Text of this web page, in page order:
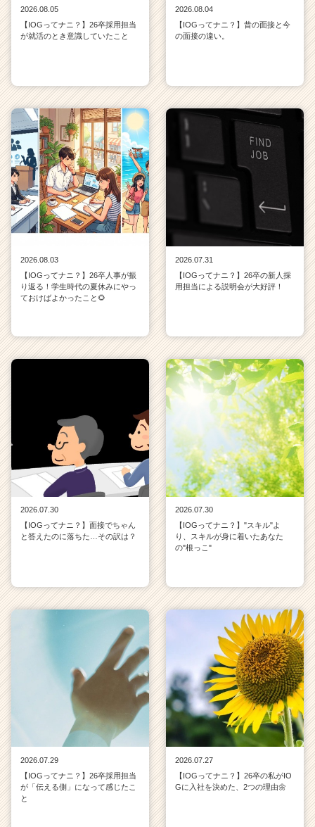
2026.08.05
【IOGってナニ？】26卒採用担当
が就活のとき意識していたこと
2026.08.04
【IOGってナニ？】昔の面接と今
の面接の違い。
2026.08.03
【IOGってナニ？】26卒人事が振
り返る！学生時代の夏休みにやっ
ておけばよかったこと🌻
2026.07.31
【IOGってナニ？】26卒の新人採
用担当による説明会が大好評！
2026.07.30
【IOGってナニ？】面接でちゃん
と答えたのに落ちた…その訳は？
2026.07.30
【IOGってナニ？】"スキル"よ
り、スキルが身に着いたあなた
の"根っこ"
2026.07.29
【IOGってナニ？】26卒採用担当
が「伝える側」になって感じたこ
と
2026.07.27
【IOGってナニ？】26卒の私がIO
Gに入社を決めた、2つの理由🌼